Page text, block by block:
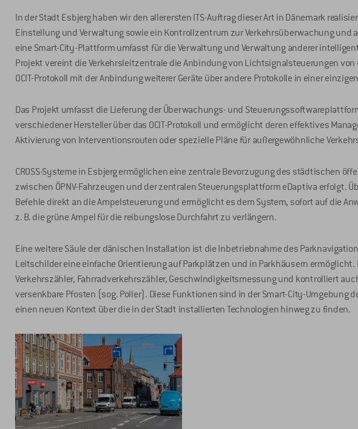
In der Stadt Esbjerg haben wir den allerersten ITS-Auftrag dieser Art in Dänemark
Einstellung und Verwaltung sowie ein Kontrollzentrum zur Verkehrsüberwachung und
eine Smart-City-Plattform umfasst für die Verwaltung und Verwaltung anderer
Projekt vereint die Verkehrsleitzentrale die Anbindung von Lichtsignalsteuerungen
OCIT-Protokoll mit der Anbindung weiterer Geräte über andere Protokolle in einer
Das Projekt umfasst die Lieferung der Überwachungs- und
verschiedener Hersteller über das OCIT-Protokoll und ermöglicht deren effektives
Aktivierung von Interventionsrouten oder spezielle Pläne für außergewöhnliche
CROSS-Systeme in Esbjerg ermöglichen eine zentrale Bevorzugung des städtischen
zwischen ÖPNV-Fahrzeugen und der zentralen Steuerungsplattform eDaptiva erfolgt.
Befehle direkt an die Ampelsteuerung und ermöglicht es dem System, sofort auf die
z. B. die grüne Ampel für die reibungslose Durchfahrt zu verlängern.
Eine weitere Säule der dänischen Installation ist die Inbetriebnahme des
Leitschilder eine einfache Orientierung auf Parkplätzen und in Parkhäusern ermöglicht.
Verkehrszähler, Fahrradverkehrszähler, Geschwindigkeitsmessung und kontrolliert
versenkbare Pfosten (sog. Poller). Diese Funktionen sind in der Smart-City-Umgebung
einen neuen Kontext über die in der Stadt installierten Technologien hinweg zu finden.